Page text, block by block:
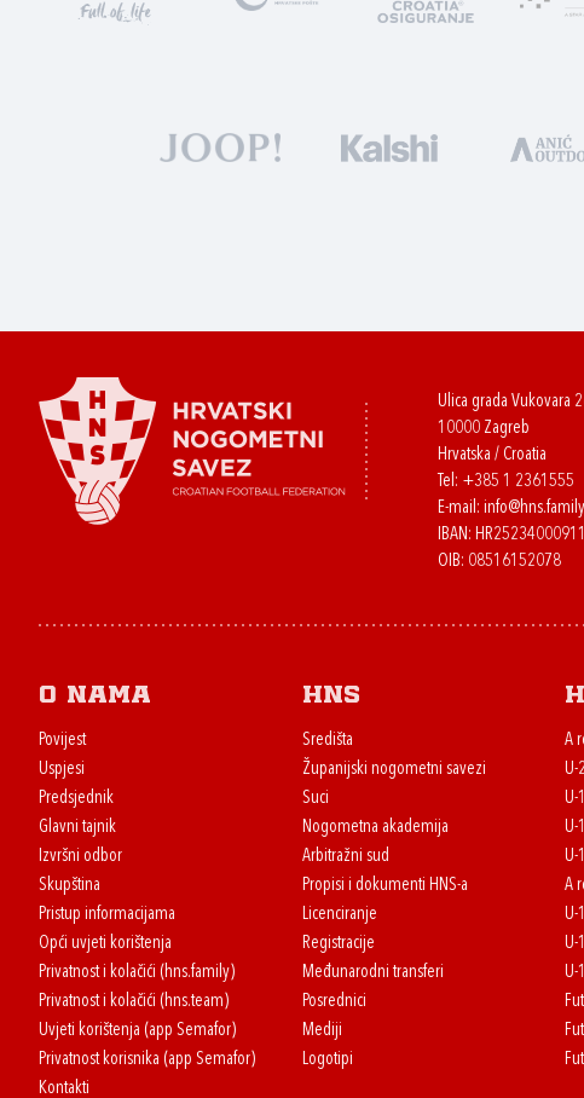
Ulica grada Vukovara
10000 Zagreb
Hrvatska / Croatia
Tel: +385 1 2361555
E-mail: info@hns.family
IBAN:
OIB: 08516152078
O nama
Povijest
Uspjesi
Predsjednik
Glavni tajnik
Izvršni odbor
Skupština
Pristup informacijama
Opći uvjeti korištenja
Privatnost i kolačići (hns.family)
Privatnost i kolačići (hns.team)
Uvjeti korištenja (app Semafor)
Privatnost korisnika (app Semafor)
Kontakti
HNS
Središta
Županijski nogometni savezi
Suci
Nogometna akademija
Arbitražni sud
Propisi i dokumenti HNS-a
Licenciranje
Registracije
Međunarodni transferi
Posrednici
Mediji
Logotipi
A
U-
U-
U-
U-
A
U-
U-
U-